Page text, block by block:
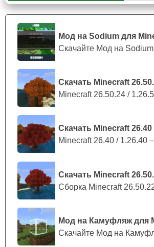
Мод на Sodium для
Скачать Minecraft
Minecraft 26.50.24 /
Скачать Minecraft 26.40
Minecraft 26.40 / 1.26.40
Скачать Minecraft
Сборка Minecraft
В случае смерти игрока, он
Жители
На карте тёмный город имеется
жителей. Каждый из них по своему
Некоторые из них рады видеть игрока
себя дома. Другие же
встречии в случае чего прогоняют
делиться с ним информацией.